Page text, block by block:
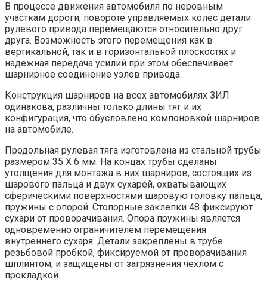
В процессе движения автомобиля по неровным
участкам дороги, повороте управляемых колес детали
рулевого привода перемещаются относительно друг
друга. Возможность этого перемещения как в
вертикальной, так и в горизонтальной плоскостях и
надежная передача усилий при этом обеспечивает
шарнирное соединение узлов привода.
Конструкция шарниров на всех автомобилях ЗИЛ
одинакова, различны только длины тяг и их
конфигурация, что обусловлено компоновкой шарниров
на автомобиле.
Продольная рулевая тяга изготовлена из стальной трубы
размером 35 X 6 мм. На концах трубы сделаны
утолщения для монтажа в них шарниров, состоящих из
шарового пальца и двух сухарей, охватывающих
сферическими поверхностями шаровую головку пальца,
пружины с опорой. Стопорные заклепки 48 фиксируют
сухари от проворачивания. Опора пружины является
одновременно ограничителем перемещения
внутреннего сухаря. Детали закреплены в трубе
резьбовой пробкой, фиксируемой от проворачивания
шплинтом, и защищены от загрязнения чехлом с
прокладкой.